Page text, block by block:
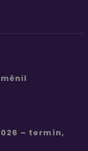
– termín,